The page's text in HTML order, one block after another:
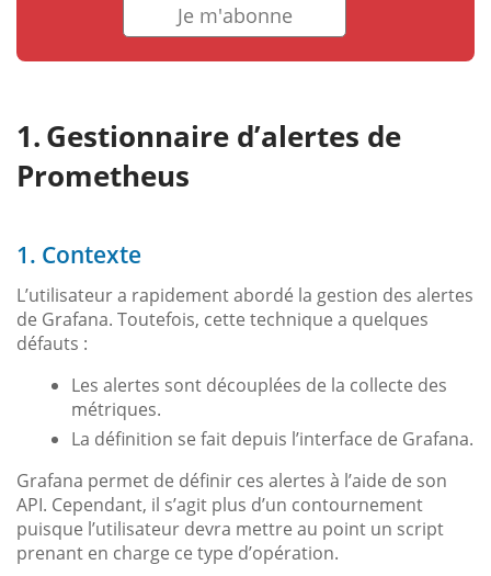
Je m'abonne
Gestionnaire d’alertes de
Prometheus
1. Contexte
L’utilisateur a rapidement abordé la gestion des alertes
de Grafana. Toutefois, cette technique a quelques
défauts :
Les alertes sont découplées de la collecte des
métriques.
La définition se fait depuis l’interface de Grafana.
Grafana permet de définir ces alertes à l’aide de son
API. Cependant, il s’agit plus d’un contournement
puisque l’utilisateur devra mettre au point un script
prenant en charge ce type d’opération.